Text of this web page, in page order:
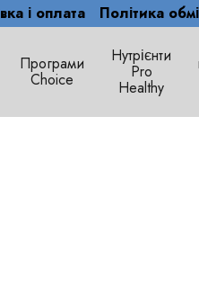
і оплата Політика
Програми
Choice
Нутрієнти
Рro
Healthy